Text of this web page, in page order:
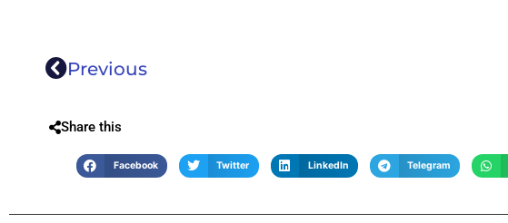
Previous
Share this
Facebook Twitter LinkedIn Telegram